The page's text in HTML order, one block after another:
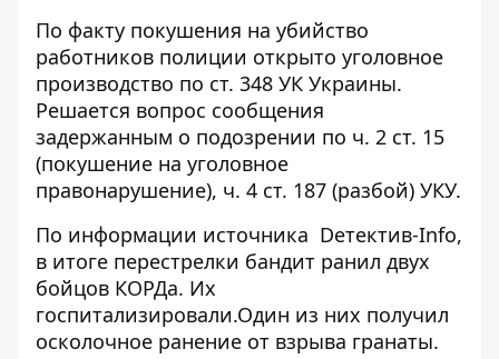
По факту покушения на убийство
работников полиции открыто уголовное
производство по ст. 348 УК Украины.
Решается вопрос сообщения
задержанным о подозрении по ч. 2 ст. 15
(покушение на уголовное
правонарушение), ч. 4 ст. 187 (разбой) УКУ.
По информации источника Dетектив-Info,
в итоге перестрелки бандит ранил двух
бойцов КОРДа. Их
госпитализировали.Один из них получил
осколочное ранение от взрыва гранаты.